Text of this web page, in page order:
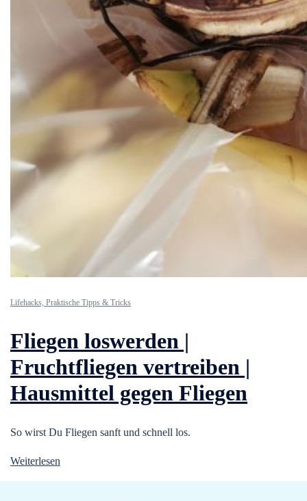
Lifehacks, Praktische Tipps & Tricks
Fliegen loswerden |
Fruchtfliegen vertreiben |
Hausmittel gegen Fliegen
So wirst Du Fliegen sanft und schnell los.
Weiterlesen